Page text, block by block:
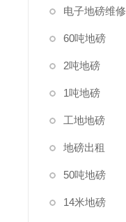
电子地磅维修
60吨地磅
2吨地磅
1吨地磅
工地地磅
地磅出租
50吨地磅
14米地磅